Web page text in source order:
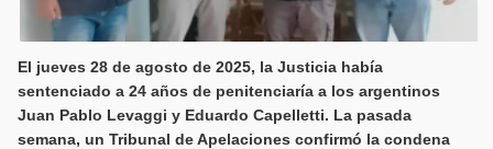
El jueves 28 de agosto de 2025, la Justicia había
sentenciado a 24 años de penitenciaría a los argentinos
Juan Pablo Levaggi y Eduardo Capelletti. La pasada
semana, un Tribunal de Apelaciones confirmó la condena